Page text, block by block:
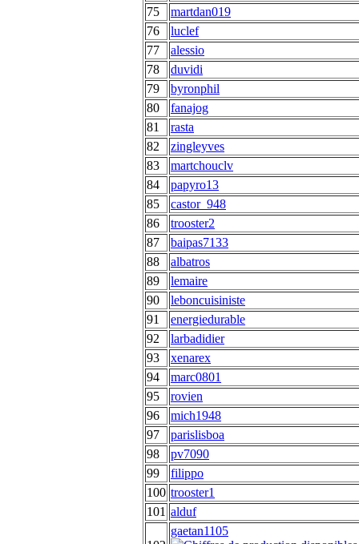
75
martdan019
76
luclef
77
alessio
78
duvidi
79
byronphil
80
fanajog
81
rasta
82
zingleyves
83
martchouclv
84
papyro13
85
castor_948
86
trooster2
87
baipas7133
88
albatros
89
lemaire
90
leboncuisiniste
91
energiedurable
92
larbadidier
93
xenarex
94
marc0801
95
rovien
96
mich1948
97
parislisboa
98
pv7090
99
filippo
100 trooster1
101 alduf
gaetan1105